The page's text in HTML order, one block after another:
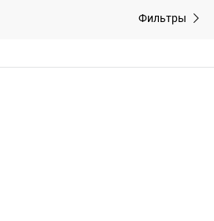
Фильтры